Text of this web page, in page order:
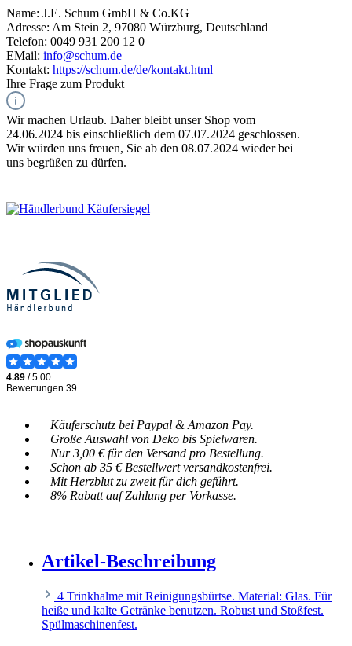
Name: J.E. Schum GmbH & Co.KG
Adresse: Am Stein 2, 97080 Würzburg, Deutschland
Telefon: 0049 931 200 12 0
EMail: info@schum.de
Kontakt: https://schum.de/de/kontakt.html
Ihre Frage zum Produkt
Wir machen Urlaub. Daher bleibt unser Shop vom
24.06.2024 bis einschließlich dem 07.07.2024 geschlossen.
Wir würden uns freuen, Sie ab den 08.07.2024 wieder bei
uns begrüßen zu dürfen.
Käuferschutz bei Paypal & Amazon Pay.
Große Auswahl von Deko bis Spielwaren.
Nur 3,00 € für den Versand pro Bestellung.
Schon ab 35 € Bestellwert versandkostenfrei.
Mit Herzblut zu zweit für dich geführt.
8% Rabatt auf Zahlung per Vorkasse.
Artikel-Beschreibung
4 Trinkhalme mit Reinigungsbürtse. Material: Glas. Für
heiße und kalte Getränke benutzen. Robust und Stoßfest.
Spülmaschinenfest.